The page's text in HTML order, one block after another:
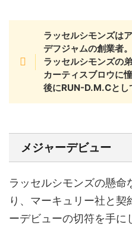
ラッセルシモンズは
デフジャムの創業者。
ラッセルシモンズの
カーティスブロウに
後にRUN-D.M.Cとし
メジャーデビュー
ラッセルシモンズの懸命
り、マーキュリー社と契
ーデビューの切符を手に